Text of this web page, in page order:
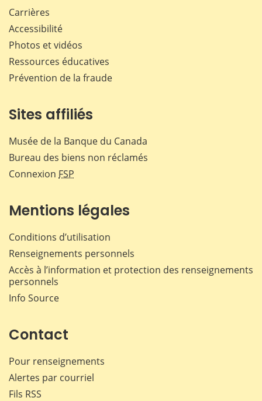
Carrières
Accessibilité
Photos et vidéos
Ressources éducatives
Prévention de la fraude
Sites affiliés
Musée de la Banque du Canada
Bureau des biens non réclamés
Connexion FSP
Mentions légales
Conditions d’utilisation
Renseignements personnels
Accès à l’information et protection des renseignements
personnels
Info Source
Contact
Pour renseignements
Alertes par courriel
Fils RSS